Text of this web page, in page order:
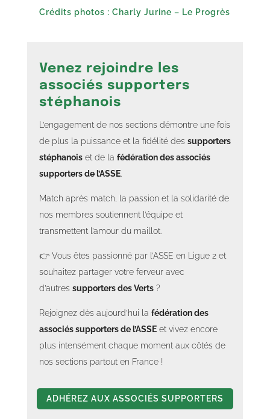
Crédits photos : Charly Jurine – Le Progrès
Venez rejoindre les
associés supporters
stéphanois
L’engagement de nos sections démontre une fois
de plus la puissance et la fidélité des supporters
stéphanois et de la fédération des associés
supporters de l’ASSE.
Match après match, la passion et la solidarité de
nos membres soutiennent l’équipe et
transmettent l’amour du maillot.
👉 Vous êtes passionné par l’ASSE en Ligue 2 et
souhaitez partager votre ferveur avec
d’autres supporters des Verts ?
Rejoignez dès aujourd’hui la fédération des
associés supporters de l’ASSE et vivez encore
plus intensément chaque moment aux côtés de
nos sections partout en France !
ADHÉREZ AUX ASSOCIÉS SUPPORTERS